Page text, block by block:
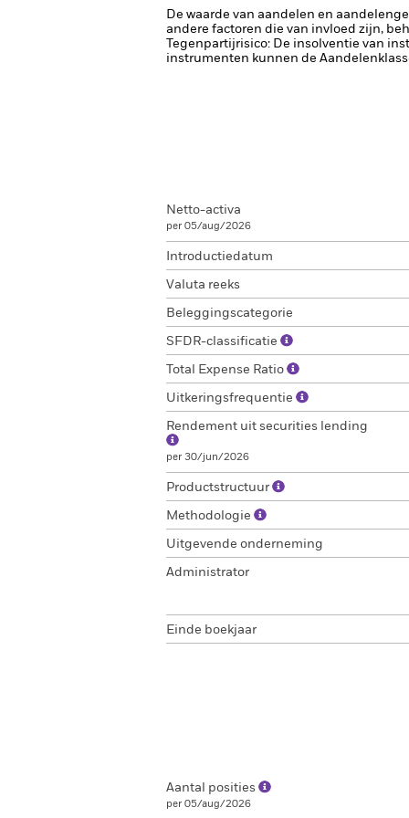
De waarde van aandelen en
andere factoren die van invloed zijn,
Tegenpartijrisico: De insolventie van
instrumenten kunnen de
Netto-activa
per 05/aug/2026
Introductiedatum
Valuta reeks
Beleggingscategorie
SFDR-classificatie
Total Expense Ratio
Uitkeringsfrequentie
Rendement uit securities lending
per 30/jun/2026
Productstructuur
Methodologie
Uitgevende onderneming
Administrator
Einde boekjaar
Aantal posities
per 05/aug/2026